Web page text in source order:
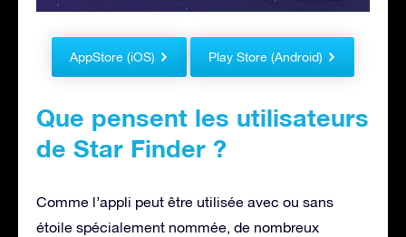
AppStore (iOS) Play Store (Android)
Que pensent les utilisateurs
de Star Finder ?
Comme l’appli peut être utilisée avec ou sans
étoile spécialement nommée, de nombreux